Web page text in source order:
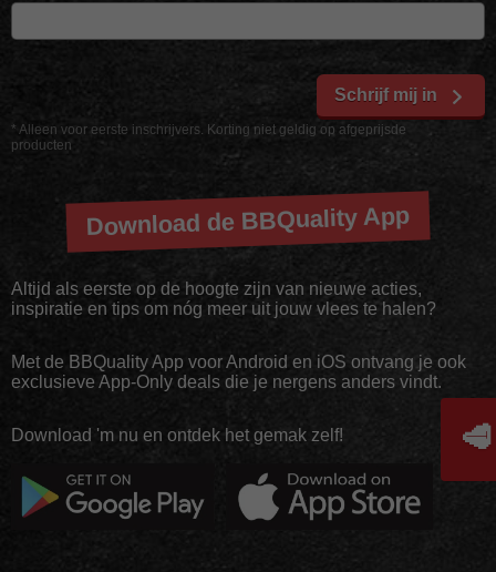
* Alleen voor eerste inschrijvers. Korting niet geldig op afgeprijsde
producten
Schrijf mij in
Download de BBQuality App
Altijd als eerste op de hoogte zijn van nieuwe acties,
inspiratie en tips om nóg meer uit jouw vlees te halen?
Met de BBQuality App voor Android en iOS ontvang je ook
exclusieve App-Only deals die je nergens anders vindt.
Download 'm nu en ontdek het gemak zelf! 🥩